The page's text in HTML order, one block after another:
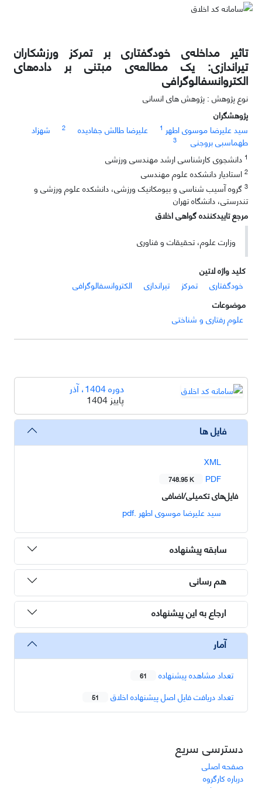
تاثیر مداخله‌ی خودگفتاری بر تمرکز ورزشکاران
تیراندازی: یک مطالعه‌ی مبتنی بر داده‌های
الکتروانسفالوگرافی
نوع پژوهش : پژوهش های انسانی
پژوهشگران
سید علیرضا موسوی اطهر 1 علیرضا طالش جفادیده 2
شهزاد
طهماسبی بروجنی
3
1 دانشجوی کارشناسی ارشد مهندسی ورزشی
2 استادیار دانشکده علوم مهندسی
3 گروه آسیب شناسی و بیومکانیک ورزشی، دانشکده علوم ورزشی و
تندرستی، دانشگاه تهران
مرجع تاییدکننده گواهی اخلاق
وزارت علوم، تحقیقات و فناوری
کلید واژه لاتین
خودگفتاری
تمرکز تیراندازی
الکتروانسفالوگرافی
موضوعات
علوم رفتاری و شناختی
دوره 1404، آذر
پاییز 1404
فایل ها
XML
PDF
748.95 K
فایل‌های تکمیلی/اضافی
سید علیرضا موسوی اطهر .pdf
سابقه پیشنهاده
هم رسانی
ارجاع به این پیشنهاده
آمار
تعداد مشاهده پیشنهاده 61
تعداد دریافت فایل اصل پیشنهاده اخلاق 51
دسترسی سریع
صفحه اصلی
درباره کارگروه